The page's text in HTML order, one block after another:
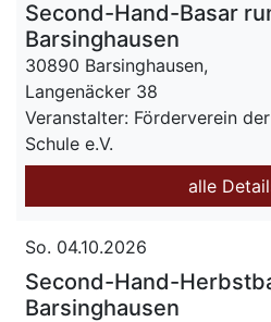
Second-Hand-Basar
Barsinghausen
30890 Barsinghausen,
Langenäcker 38
Veranstalter: Förderverein
Schule e.V.
alle
So. 04.10.2026
Second-Hand-
Barsinghausen